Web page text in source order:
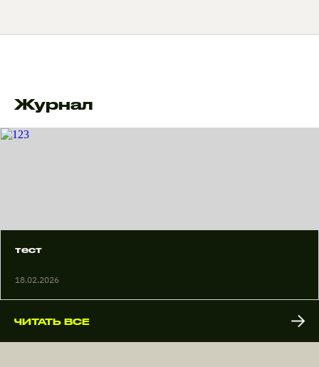
Журнал
тест
18.02.2026
ЧИТАТЬ ВСЕ